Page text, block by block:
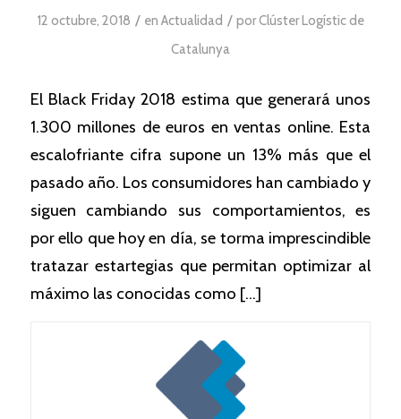
12 octubre, 2018 / en Actualidad / porClúster Logístic de
Catalunya
El Black Friday 2018 estima que generará unos
1.300 millones de euros en ventas online. Esta
escalofriante cifra supone un 13% más que el
pasado año. Los consumidores han cambiado y
siguen cambiando sus comportamientos, es
por ello que hoy en día, se torma imprescindible
tratazar estartegias que permitan optimizar al
máximo las conocidas como […]